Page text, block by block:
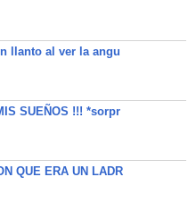
llanto al ver la angu
SUEÑOS !!! *sorpr
QUE ERA UN LADR